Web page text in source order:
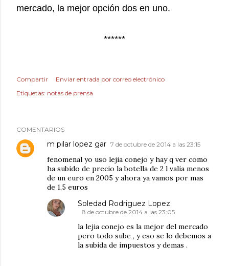
mercado, la mejor opción dos en uno.
******
Compartir
Enviar entrada por correo electrónico
Etiquetas: notas de prensa
COMENTARIOS
m pilar lopez gar 7 de octubre de 2014 a las 23:15
fenomenal yo uso lejia conejo y hay q ver como
ha subido de precio la botella de 2 l valia menos
de un euro en 2005 y ahora ya vamos por mas
de 1,5 euros
Soledad Rodriguez Lopez
8 de octubre de 2014 a las 23:05
la lejia conejo es la mejor del mercado
pero todo sube , y eso se lo debemos a
la subida de impuestos y demas .